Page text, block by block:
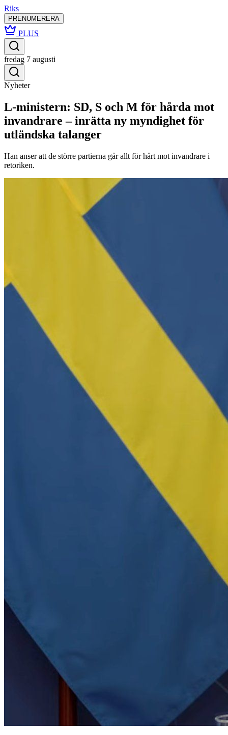
Riks
PRENUMERERA
PLUS
fredag 7 augusti
Nyheter
L-ministern: SD, S och M för hårda mot
invandrare – inrätta ny myndighet för
utländska talanger
Han anser att de större partierna går allt för hårt mot invandrare i
retoriken.